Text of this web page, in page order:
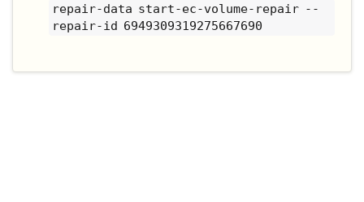
repair-data start-ec-volume-repair --
repair-id 6949309319275667690